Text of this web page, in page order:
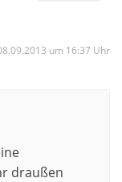
um 16:37 Uhr
draußen